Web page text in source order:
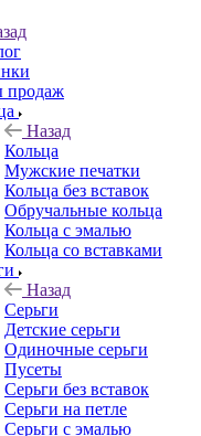
продаж
Назад
Кольца
Мужские печатки
Кольца без вставок
Обручальные кольца
Кольца с эмалью
Кольца со вставками
Назад
Серьги
Детские серьги
Одиночные серьги
Пусеты
Серьги без вставок
Серьги на петле
Серьги с эмалью